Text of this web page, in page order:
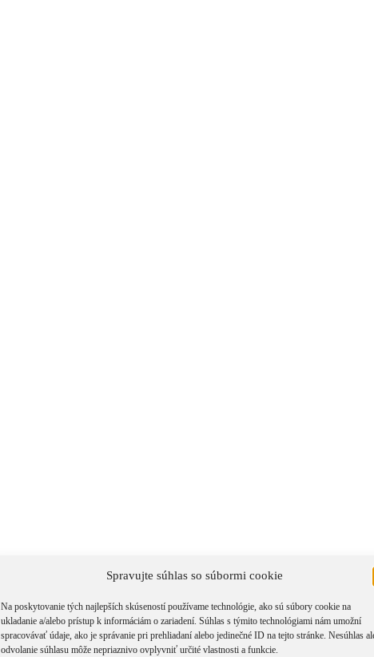
Spravujte súhlas so súbormi cookie
Na poskytovanie tých najlepších skúseností používame technológie, ako sú súbory cookie na
ukladanie a/alebo prístup k informáciám o zariadení. Súhlas s týmito technológiami nám umožní
spracovávať údaje, ako je správanie pri prehliadaní alebo jedinečné ID na tejto stránke. Nesúhlas
odvolanie súhlasu môže nepriaznivo ovplyvniť určité vlastnosti a funkcie.